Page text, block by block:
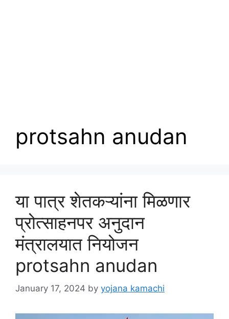
protsahn anudan
या पात्र शेतकऱ्यांना मिळणार
प्रोत्साहनपर अनुदान
मंत्रालयात नियोजन
protsahn anudan
January 17, 2024 by yojana kamachi